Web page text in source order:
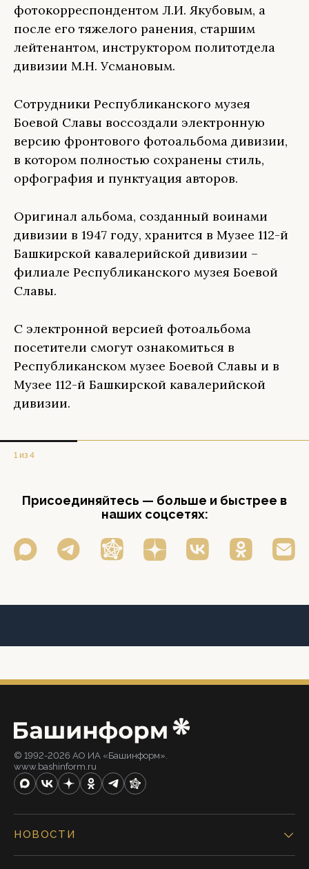
фотокорреспондентом Л.И. Якубовым, а
после его тяжелого ранения, старшим
лейтенантом, инструктором политотдела
дивизии М.Н. Усмановым.
Сотрудники Республиканского музея
Боевой Славы воссоздали электронную
версию фронтового фотоальбома дивизии,
в котором полностью сохранены стиль,
орфография и пунктуация авторов.
Оригинал альбома, созданный воинами
дивизии в 1947 году, хранится в Музее 112-й
Башкирской кавалерийской дивизии –
филиале Республиканского музея Боевой
Славы.
С электронной версией фотоальбома
посетители смогут ознакомиться в
Республиканском музее Боевой Славы и в
Музее 112-й Башкирской кавалерийской
дивизии.
1 из 4
Присоединяйтесь — больше и быстрее в
наших соцсетях:
© 1992-2026 АО ИА «Башинформ».
www.bashinform.ru
НОВОСТИ